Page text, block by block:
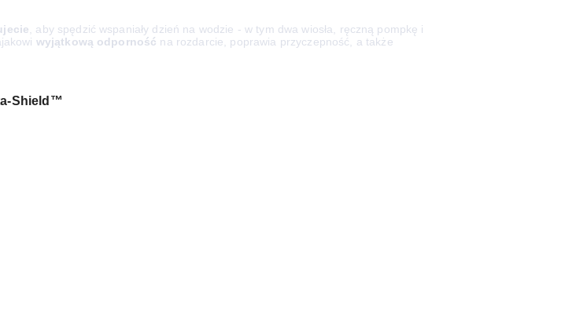
, aby spędzić wspaniały dzień na wodzie - w tym dwa wiosła, ręczną pompkę i
wyjątkową odporność na rozdarcie, poprawia przyczepność, a także
Shield™